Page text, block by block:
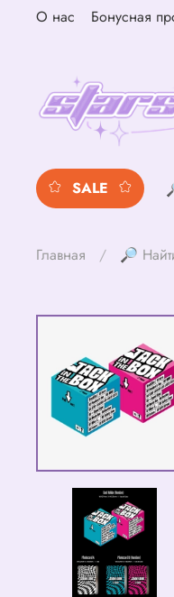
О нас Бонусная
SALE
Главная 🔎